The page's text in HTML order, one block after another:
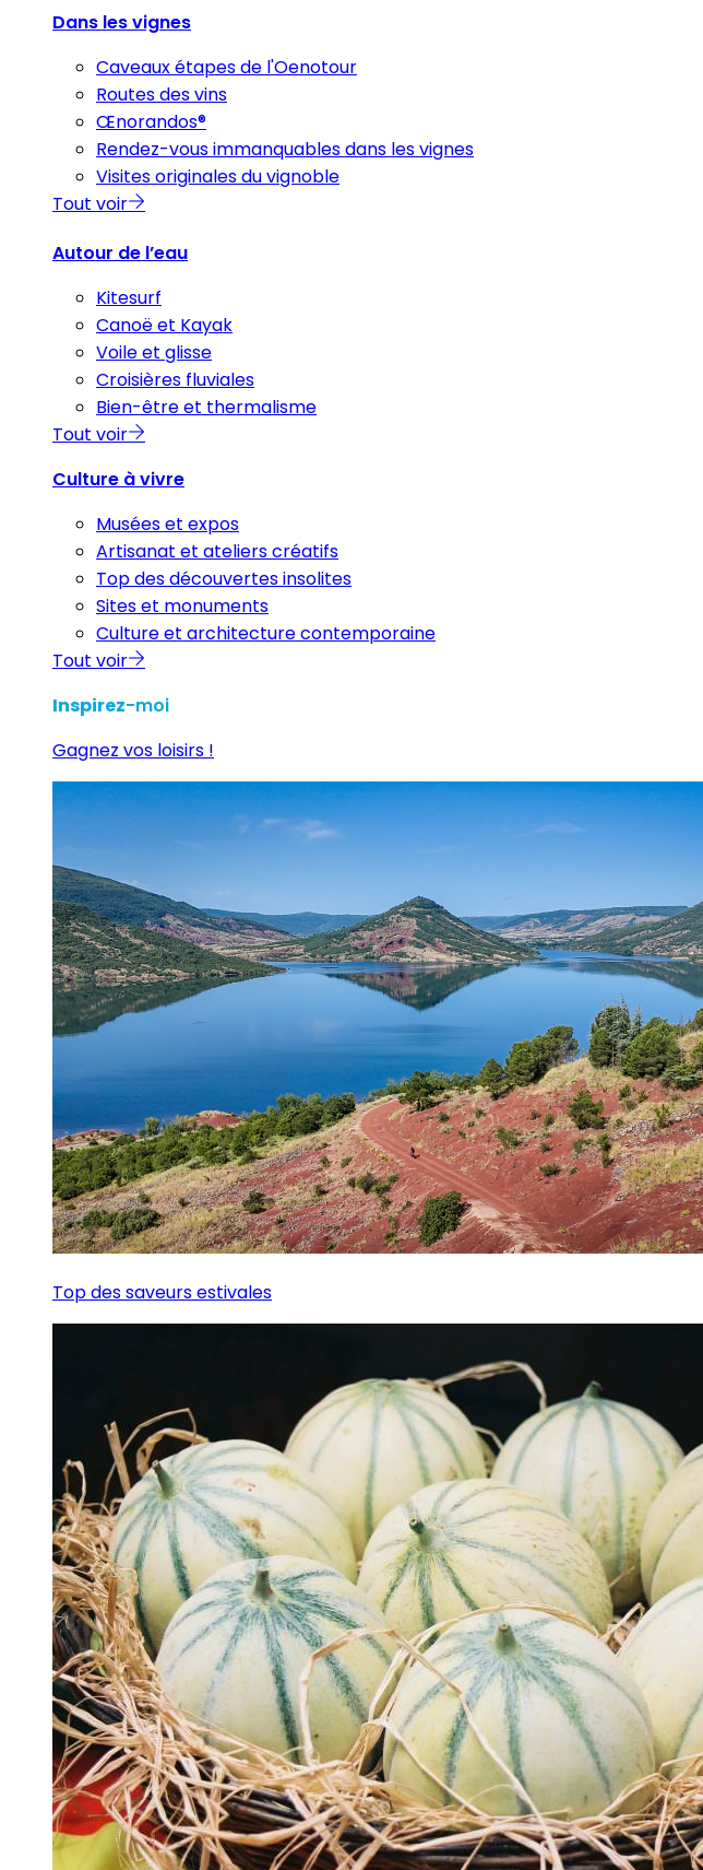
Dans les vignes
Caveaux étapes de l'Oenotour
Routes des vins
Œnorandos®
Rendez-vous immanquables dans les vignes
Visites originales du vignoble
Tout voir
Autour de l’eau
Kitesurf
Canoë et Kayak
Voile et glisse
Croisières fluviales
Bien-être et thermalisme
Tout voir
Culture à vivre
Musées et expos
Artisanat et ateliers créatifs
Top des découvertes insolites
Sites et monuments
Culture et architecture contemporaine
Tout voir
Inspirez-moi
Gagnez vos loisirs !
Top des saveurs estivales